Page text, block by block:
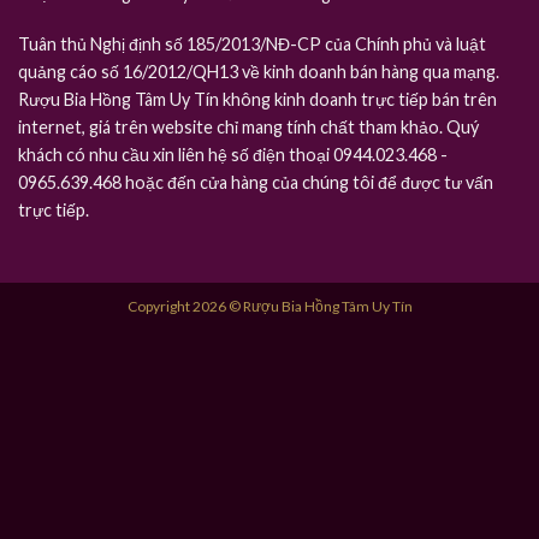
Tuân thủ Nghị định số 185/2013/NĐ-CP của Chính phủ và luật
quảng cáo số 16/2012/QH13 về kinh doanh bán hàng qua mạng.
Rượu Bia Hồng Tâm Uy Tín không kinh doanh trực tiếp bán trên
internet, giá trên website chỉ mang tính chất tham khảo. Quý
khách có nhu cầu xin liên hệ số điện thoại 0944.023.468 -
0965.639.468 hoặc đến cửa hàng của chúng tôi để được tư vấn
trực tiếp.
Copyright 2026 © Rượu Bia Hồng Tâm Uy Tín